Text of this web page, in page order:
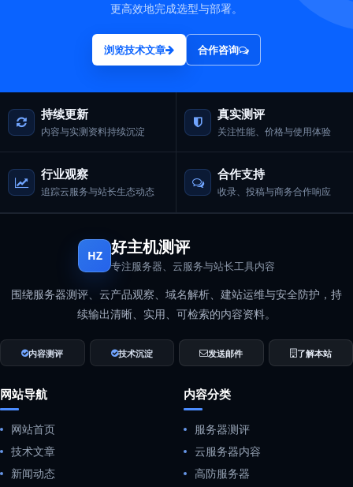
更高效地完成选型与部署。
浏览技术文章 合作咨询
持续更新
内容与实测资料持续沉淀
真实测评
关注性能、价格与使用体验
行业观察
追踪云服务与站长生态动态
合作支持
收录、投稿与商务合作响应
HZ 好主机测评
专注服务器、云服务与站长工具内容
围绕服务器测评、云产品观察、域名解析、建站运维与安全防护，持
续输出清晰、实用、可检索的内容资料。
内容测评 技术沉淀 发送邮件 了解本站
网站导航
网站首页
技术文章
新闻动态
内容分类
服务器测评
云服务器内容
高防服务器